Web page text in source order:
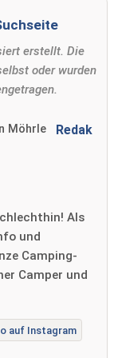
erstellt. Die
oder wurden
Redak
Als
und
Camping-
Camper und
auf Instagram